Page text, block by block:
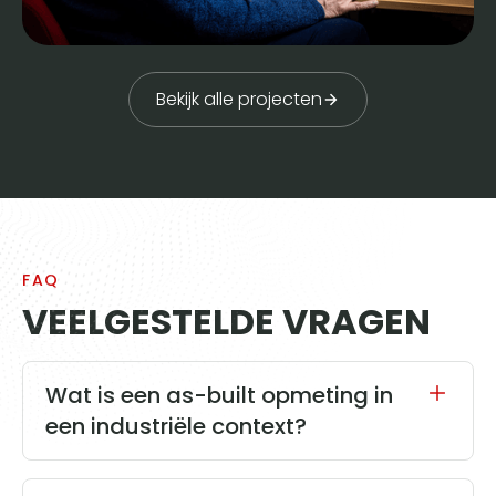
Bekijk alle projecten
FAQ
VEELGESTELDE VRAGEN
Wat is een as-built opmeting in
een industriële context?
Een as-built opmeting is een exacte digitale